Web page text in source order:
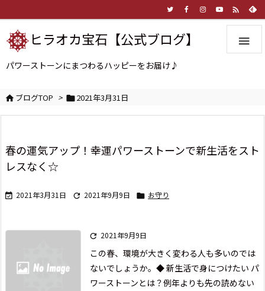


ヒラオカ宝石【公式ブログ】
パワーストーンにまつわるハッピーをお届け♪
ブログTOP > 2021年3月31日
春の運気アップ！幸運パワーストーンで新生活をスト
レスなく☆
 2021年3月31日  2021年9月9日  お守り
 2021年9月9日
この春、環境が大きく変わる人も多いのでは
ないでしょうか。 ◆ 新生活で身につけたい パ
ワーストーンとは？例年よりも先の読めない